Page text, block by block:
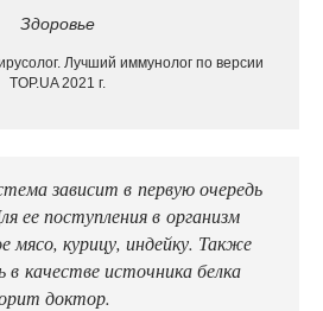
Здоровье
Лучший иммунолог по версии
TOP.UA 2021 г.
зависит в первую очередь
ее поступления в организм
курицу, индейку. Также
качестве источника белка
доктор.